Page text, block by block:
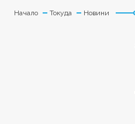
Начало Токуда Новини